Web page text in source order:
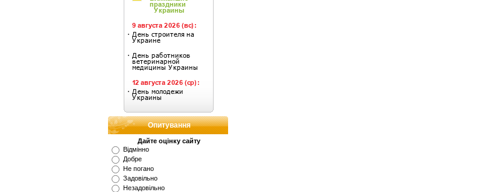
Опитування
Дайте оцінку сайту
Відмінно
Добре
Не погано
Задовільно
Незадовільно